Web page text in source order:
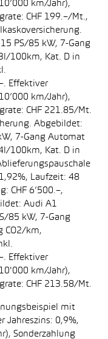
km/Jahr),
CHF 199.–/Mt.,
PS/85 kW, 7-Gang
100km, Kat. D in
Effektiver
km/Jahr),
CHF 221.85/Mt.
Abgebildet:
7-Gang Automat
100km, Kat. D in
Laufzeit: 48
CHF 6’500.–,
Audi A1
85 kW, 7-Gang
CO2/km,
Effektiver
km/Jahr),
CHF 213.58/Mt.
mit
Jahreszins: 0,9%,
Sonderzahlung